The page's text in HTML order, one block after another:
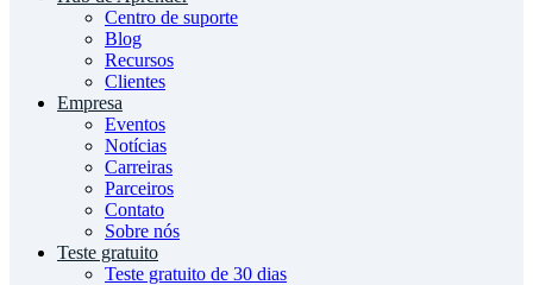
Centro de suporte
Blog
Recursos
Clientes
Empresa
Eventos
Notícias
Carreiras
Parceiros
Contato
Sobre nós
Teste gratuito
Teste gratuito de 30 dias